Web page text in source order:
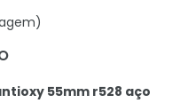
55mm r528 aço